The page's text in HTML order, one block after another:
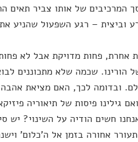
המרכיבים של אותו צביר תאים
וביצית – רגע השפעול שהניע את
אחרת, פחות מדויקת אבל לא
הורינו. שכמה שלא מתכוננים
ובדומה לכך, האם מציאת
גילינו פיסות של תיאוריה
חשים הודיה על השינוי? יש
אחורה בזמן אל ה'כלום'